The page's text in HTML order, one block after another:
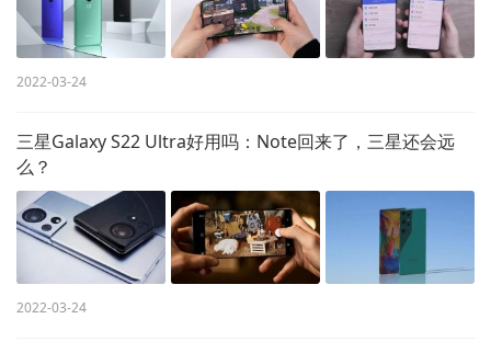
2022-03-24
三星Galaxy S22 Ultra好用吗：Note回来了，三星还会远
么？
2022-03-24